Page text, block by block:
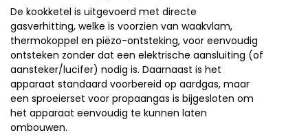
De kookketel is uitgevoerd met directe
gasverhitting, welke is voorzien van waakvlam,
thermokoppel en piëzo-ontsteking, voor eenvoudig
ontsteken zonder dat een elektrische aansluiting (of
aansteker/lucifer) nodig is. Daarnaast is het
apparaat standaard voorbereid op aardgas, maar
een sproeierset voor propaangas is bijgesloten om
het apparaat eenvoudig te kunnen laten
ombouwen.